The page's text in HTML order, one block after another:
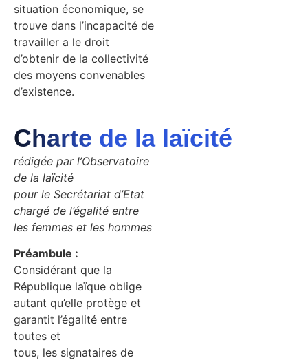
situation économique, se
trouve dans l’incapacité de
travailler a le droit
d’obtenir de la collectivité
des moyens convenables
d’existence.
Charte de la laïcité
rédigée par l’Observatoire
de la laïcité
pour le Secrétariat d’Etat
chargé de l’égalité entre
les femmes et les hommes
Préambule :
Considérant que la
République laïque oblige
autant qu’elle protège et
garantit l’égalité entre
toutes et
tous, les signataires de